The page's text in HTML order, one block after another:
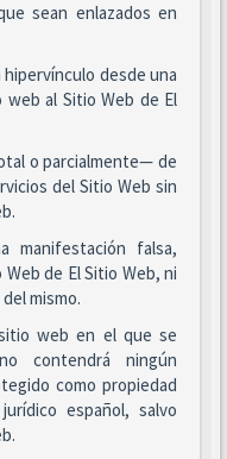
sean enlazados en
desde una
al Sitio Web de El
o parcialmente— de
del Sitio Web sin
manifestación falsa,
de El Sitio Web, ni
mismo.
web en el que se
contendrá ningún
como propiedad
español, salvo